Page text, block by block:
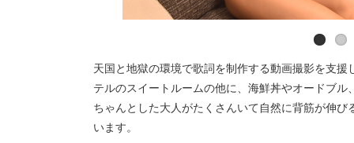
天国と地獄の環境で歌詞を制作する動画撮影を支
テルのスイートルームの他に、海鮮丼やオードブ
ちゃんとした大人がたくさんいて自然に背筋が伸
います。